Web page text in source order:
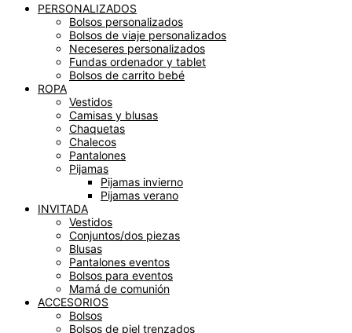
PERSONALIZADOS
Bolsos personalizados
Bolsos de viaje personalizados
Neceseres personalizados
Fundas ordenador y tablet
Bolsos de carrito bebé
ROPA
Vestidos
Camisas y blusas
Chaquetas
Chalecos
Pantalones
Pijamas
Pijamas invierno
Pijamas verano
INVITADA
Vestidos
Conjuntos/dos piezas
Blusas
Pantalones eventos
Bolsos para eventos
Mamá de comunión
ACCESORIOS
Bolsos
Bolsos de piel trenzados